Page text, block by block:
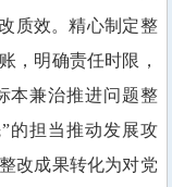
质效。精心制定整
，明确责任时限，
本兼治推进问题整
的担当推动发展攻
改成果转化为对党